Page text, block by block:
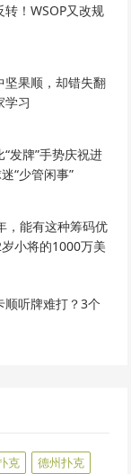
！WSOP又改规
坚果顺，却错失翻
学习
发牌”手势庆祝进
“少管闲事”
，能有这种筹码优
小将的1000万美
顺听牌难打？3个
克
德州扑克